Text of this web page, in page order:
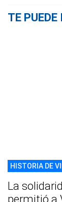
TE PUEDE
HISTORIA DE
La
permitió a